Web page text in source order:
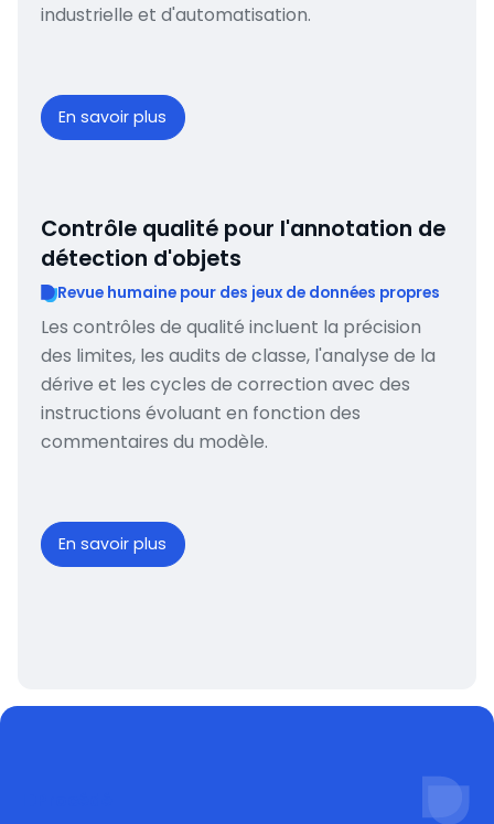
industrielle et d'automatisation.
En savoir plus
Contrôle qualité pour l'annotation de
détection d'objets
Revue humaine pour des jeux de données propres
Les contrôles de qualité incluent la précision
des limites, les audits de classe, l'analyse de la
dérive et les cycles de correction avec des
instructions évoluant en fonction des
commentaires du modèle.
En savoir plus